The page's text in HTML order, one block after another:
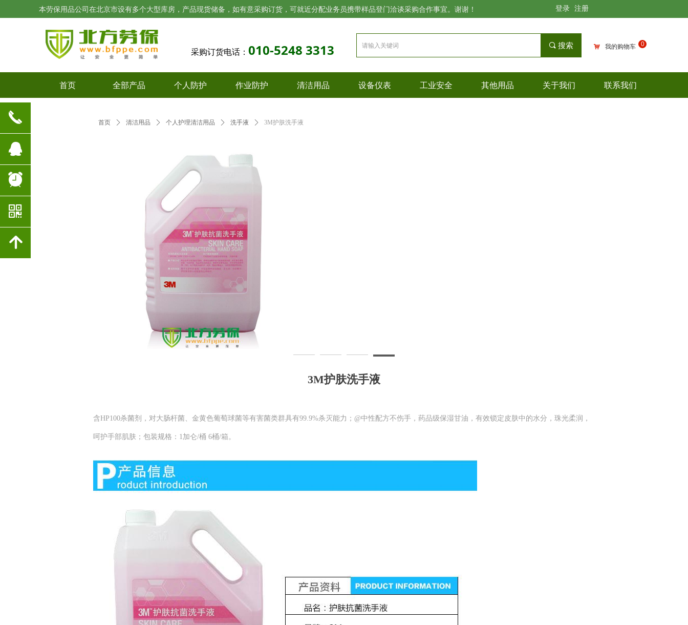
本劳保用品公司在北京市设有多个大型库房，产品现货储备，如有意采购订货，可就近分配业务员携带样品登门洽谈采购合作事宜。谢谢！ 登录 注册
首页 全部产品 个人防护 作业防护 清洁用品 设备仪表 工业安全 其他用品 关于我们 联系我们
끠 搜索 낙 我的购物车 0
采购订货电话： 010-5248 3313
首页 ꄲ 清洁用品 ꄲ 个人护理清洁用品 ꄲ 洗手液 ꄲ 3M护肤洗手液
3M护肤洗手液
含HP100杀菌剂，对大肠杆菌、金黄色葡萄球菌等有害菌类群具有99.9%杀灭能力；@中性配方不伤手，药品级保湿甘油，有效锁定皮肤中的水分，珠光柔润，
呵护手部肌肤；包装规格：1加仑/桶 6桶/箱。
끅
뀩
뀥
낃
녕